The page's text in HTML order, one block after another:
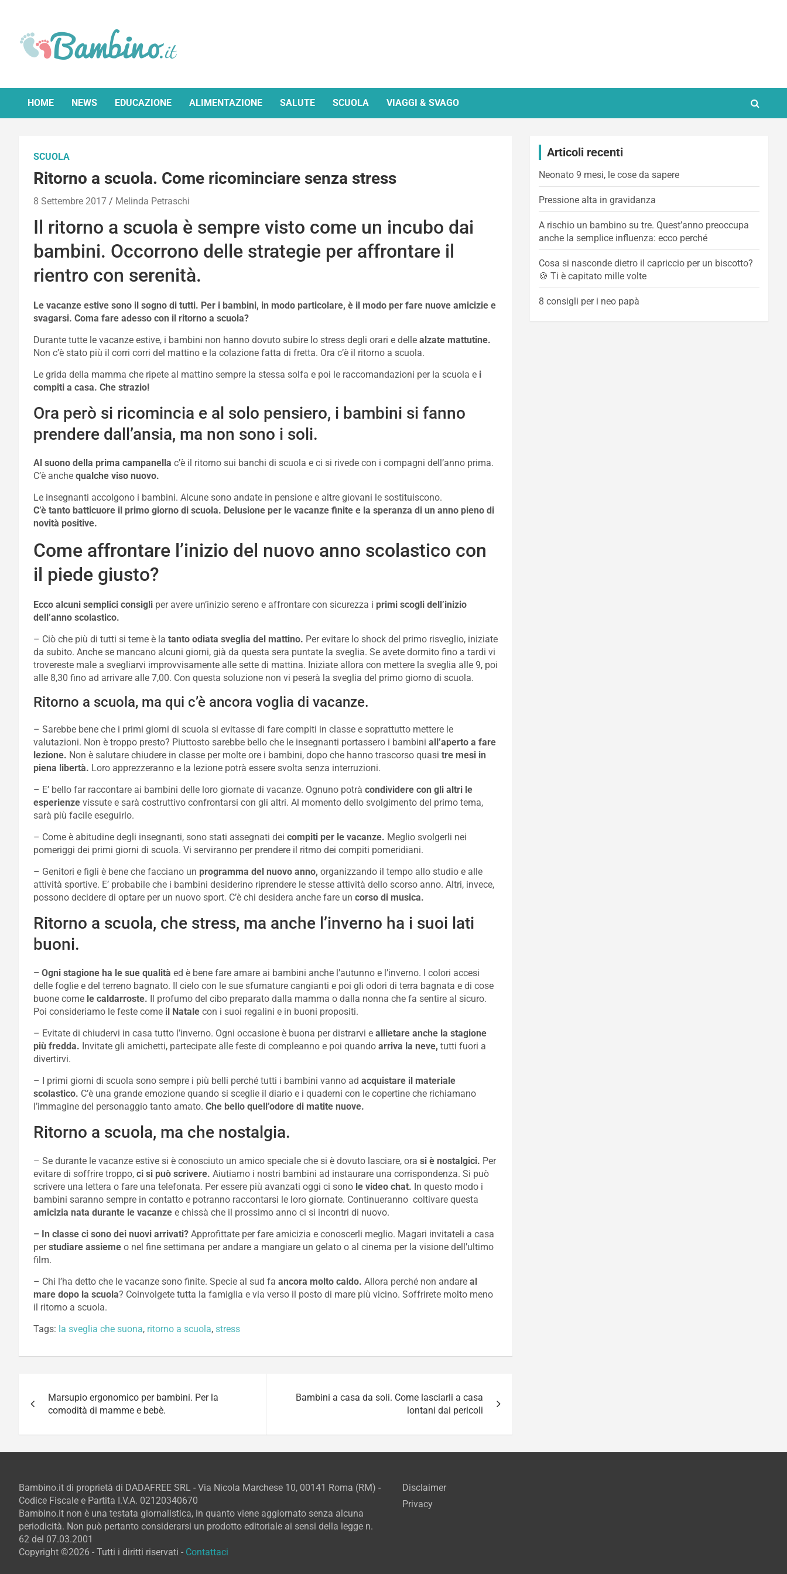
content
Bambino.it
HOME NEWS EDUCAZIONE ALIMENTAZIONE SALUTE SCUOLA VIAGGI & SVAGO
SCUOLA
Ritorno a scuola. Come ricominciare senza stress
8 Settembre 2017 Melinda Petraschi
Il ritorno a scuola è sempre visto come un incubo dai
bambini. Occorrono delle strategie per affrontare il
rientro con serenità.
Le vacanze estive sono il sogno di tutti. Per i bambini, in modo particolare, è il modo per fare nuove amicizie e
svagarsi. Coma fare adesso con il ritorno a scuola?
Durante tutte le vacanze estive, i bambini non hanno dovuto subire lo stress degli orari e delle alzate mattutine.
Non c’è stato più il corri corri del mattino e la colazione fatta di fretta. Ora c’è il ritorno a scuola.
Le grida della mamma che ripete al mattino sempre la stessa solfa e poi le raccomandazioni per la scuola e i
compiti a casa. Che strazio!
Ora però si ricomincia e al solo pensiero, i bambini si fanno
prendere dall’ansia, ma non sono i soli.
Al suono della prima campanella c’è il ritorno sui banchi di scuola e ci si rivede con i compagni dell’anno prima.
C’è anche qualche viso nuovo.
Le insegnanti accolgono i bambini. Alcune sono andate in pensione e altre giovani le sostituiscono.
C’è tanto batticuore il primo giorno di scuola. Delusione per le vacanze finite e la speranza di un anno pieno di
novità positive.
Come affrontare l’inizio del nuovo anno scolastico con
il piede giusto?
Ecco alcuni semplici consigli per avere un’inizio sereno e affrontare con sicurezza i primi scogli dell’inizio
dell’anno scolastico.
– Ciò che più di tutti si teme è la tanto odiata sveglia del mattino. Per evitare lo shock del primo risveglio, iniziate
da subito. Anche se mancano alcuni giorni, già da questa sera puntate la sveglia. Se avete dormito fino a tardi vi
trovereste male a svegliarvi improvvisamente alle sette di mattina. Iniziate allora con mettere la sveglia alle 9, poi
alle 8,30 fino ad arrivare alle 7,00. Con questa soluzione non vi peserà la sveglia del primo giorno di scuola.
Ritorno a scuola, ma qui c’è ancora voglia di vacanze.
– Sarebbe bene che i primi giorni di scuola si evitasse di fare compiti in classe e soprattutto mettere le
valutazioni. Non è troppo presto? Piuttosto sarebbe bello che le insegnanti portassero i bambini all’aperto a fare
lezione. Non è salutare chiudere in classe per molte ore i bambini, dopo che hanno trascorso quasi tre mesi in
piena libertà. Loro apprezzeranno e la lezione potrà essere svolta senza interruzioni.
– E’ bello far raccontare ai bambini delle loro giornate di vacanze. Ognuno potrà condividere con gli altri le
esperienze vissute e sarà costruttivo confrontarsi con gli altri. Al momento dello svolgimento del primo tema,
sarà più facile eseguirlo.
– Come è abitudine degli insegnanti, sono stati assegnati dei compiti per le vacanze. Meglio svolgerli nei
pomeriggi dei primi giorni di scuola. Vi serviranno per prendere il ritmo dei compiti pomeridiani.
– Genitori e figli è bene che facciano un programma del nuovo anno, organizzando il tempo allo studio e alle
attività sportive. E’ probabile che i bambini desiderino riprendere le stesse attività dello scorso anno. Altri, invece,
possono decidere di optare per un nuovo sport. C’è chi desidera anche fare un corso di musica.
Ritorno a scuola, che stress, ma anche l’inverno ha i suoi lati
buoni.
– Ogni stagione ha le sue qualità ed è bene fare amare ai bambini anche l’autunno e l’inverno. I colori accesi
delle foglie e del terreno bagnato. Il cielo con le sue sfumature cangianti e poi gli odori di terra bagnata e di cose
buone come le caldarroste. Il profumo del cibo preparato dalla mamma o dalla nonna che fa sentire al sicuro.
Poi consideriamo le feste come il Natale con i suoi regalini e in buoni propositi.
– Evitate di chiudervi in casa tutto l’inverno. Ogni occasione è buona per distrarvi e allietare anche la stagione
più fredda. Invitate gli amichetti, partecipate alle feste di compleanno e poi quando arriva la neve, tutti fuori a
divertirvi.
– I primi giorni di scuola sono sempre i più belli perché tutti i bambini vanno ad acquistare il materiale
scolastico. C’è una grande emozione quando si sceglie il diario e i quaderni con le copertine che richiamano
l’immagine del personaggio tanto amato. Che bello quell’odore di matite nuove.
Ritorno a scuola, ma che nostalgia.
– Se durante le vacanze estive si è conosciuto un amico speciale che si è dovuto lasciare, ora si è nostalgici. Per
evitare di soffrire troppo, ci si può scrivere. Aiutiamo i nostri bambini ad instaurare una corrispondenza. Si può
scrivere una lettera o fare una telefonata. Per essere più avanzati oggi ci sono le video chat. In questo modo i
bambini saranno sempre in contatto e potranno raccontarsi le loro giornate. Continueranno coltivare questa
amicizia nata durante le vacanze e chissà che il prossimo anno ci si incontri di nuovo.
– In classe ci sono dei nuovi arrivati? Approfittate per fare amicizia e conoscerli meglio. Magari invitateli a casa
perstudiare assieme o nel fine settimana per andare a mangiare un gelato o al cinema per la visione dell’ultimo
film.
– Chi l’ha detto che le vacanze sono finite. Specie al sud fa ancora molto caldo. Allora perché non andare al
mare dopo la scuola? Coinvolgete tutta la famiglia e via verso il posto di mare più vicino. Soffrirete molto meno
il ritorno a scuola.
Tags: la sveglia che suona, ritorno a scuola, stress
articoli
Marsupio ergonomico per bambini. Per la
comodità di mamme e bebè.
Bambini a casa da soli. Come lasciarli a casa
lontani dai pericoli
Articoli recenti
Neonato 9 mesi, le cose da sapere
Pressione alta in gravidanza
A rischio un bambino su tre. Quest’anno preoccupa
anche la semplice influenza: ecco perché
Cosa si nasconde dietro il capriccio per un biscotto?
🍪 Ti è capitato mille volte
8 consigli per i neo papà
Bambino.it di proprietà di DADAFREE SRL - Via Nicola Marchese 10, 00141 Roma (RM) -
Codice Fiscale e Partita I.V.A. 02120340670
Bambino.it non è una testata giornalistica, in quanto viene aggiornato senza alcuna
periodicità. Non può pertanto considerarsi un prodotto editoriale ai sensi della legge n.
62 del 07.03.2001
Copyright ©2026 - Tutti i diritti riservati - Contattaci
Disclaimer
Privacy